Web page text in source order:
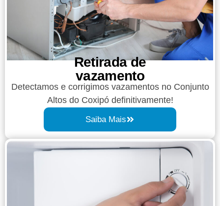
Retirada de
vazamento​​
Detectamos e corrigimos vazamentos no Conjunto
Altos do Coxipó definitivamente!
Saiba Mais